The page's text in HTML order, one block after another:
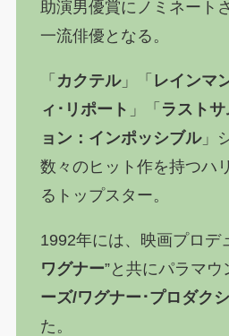
助演男優賞にノミネート
一流俳優となる。
「 カクテル」「 レインマ
ィ･リポート 」「 ラスト
ョン：インポッシブル」
数々のヒット作を持つハ
るトップスター。
1992年には、映画プロデ
ワグナー”と共にパラマウ
ーズ/ワグナー･プロダク
た。